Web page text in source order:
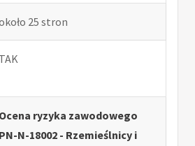
25 stron
TAK
Ocena ryzyka zawodowego
PN-N-18002 - Rzemieślnicy i